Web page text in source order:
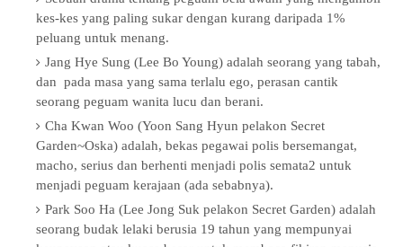
kes-kes yang paling sukar dengan kurang daripada 1%
peluang untuk menang.
Jang Hye Sung (Lee Bo Young) adalah seorang yang tabah,
dan pada masa yang sama terlalu ego, perasan cantik
seorang peguam wanita lucu dan berani.
Cha Kwan Woo (Yoon Sang Hyun pelakon Secret
Garden~Oska) adalah, bekas pegawai polis bersemangat,
macho, serius dan berhenti menjadi polis semata2 untuk
menjadi peguam kerajaan (ada sebabnya).
Park Soo Ha (Lee Jong Suk pelakon Secret Garden) adalah
seorang budak lelaki berusia 19 tahun yang mempunyai